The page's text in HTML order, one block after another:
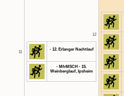
11
12
- 12. Erlanger Nachtlauf
- MfrMSCH - 15.
Weinberglauf, Ipsheim